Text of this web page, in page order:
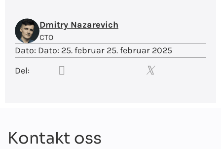
Dmitry Nazarevich
CTO
Dato: Dato: 25. februar 25. februar 2025
Del:
Kontakt oss